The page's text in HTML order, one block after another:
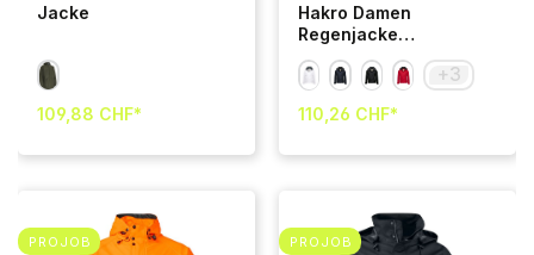
Jacke
109,88 CHF*
Hakro Damen
Regenjacke
Colorado 001-weiss
XS
+3
110,26 CHF*
PROJOB PROJOB